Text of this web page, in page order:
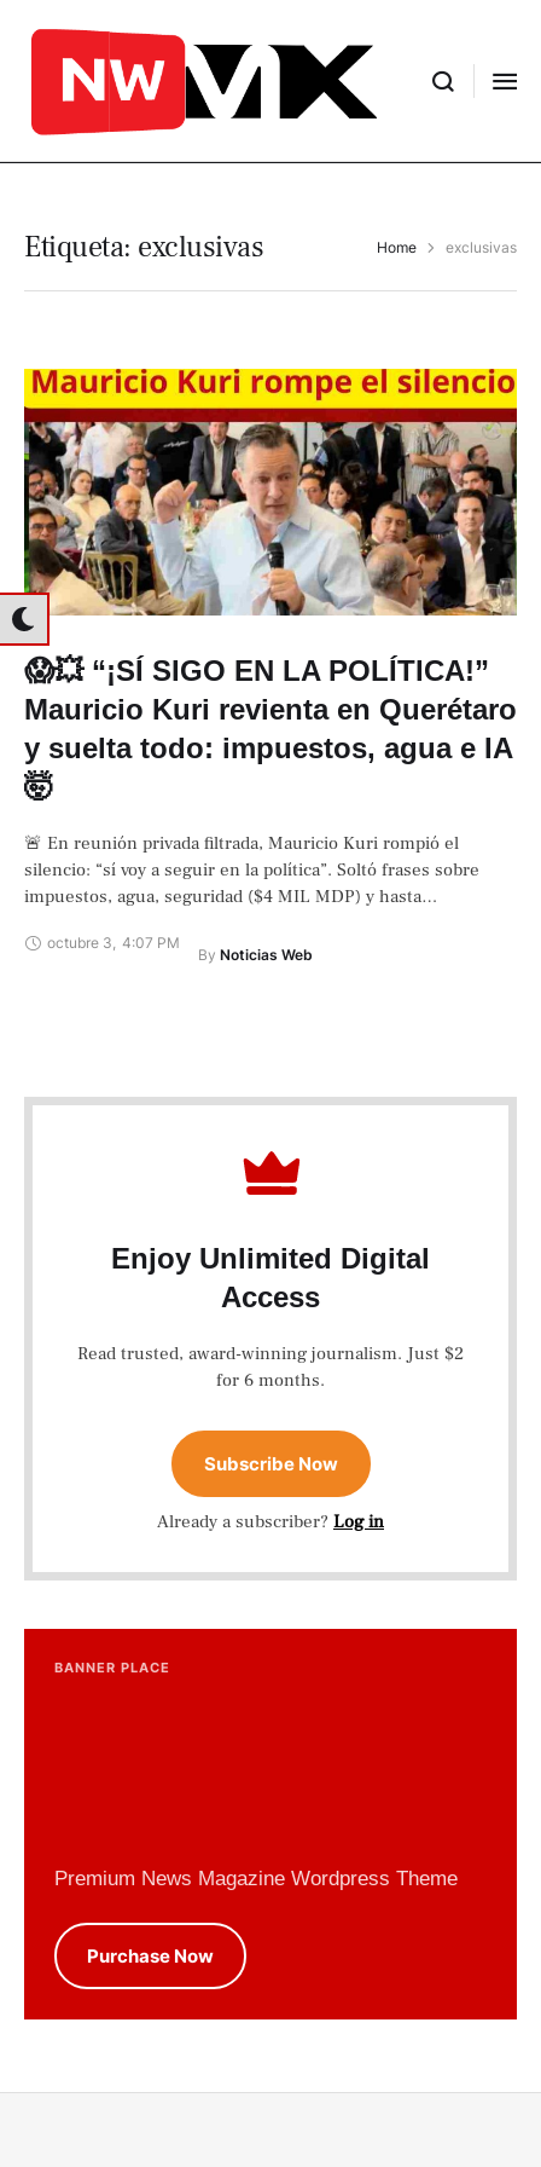
Etiqueta: exclusivas Home exclusivas
😱💥 “¡SÍ SIGO EN LA POLÍTICA!”
Mauricio Kuri revienta en Querétaro
y suelta todo: impuestos, agua e IA
🤯
🚨 En reunión privada filtrada, Mauricio Kuri rompió el
silencio: “sí voy a seguir en la política”. Soltó frases sobre
impuestos, agua, seguridad ($4 MIL MDP) y hasta
octubre 3, 4:07 PM
By Noticias Web
Enjoy Unlimited Digital
Access
Read trusted, award-winning journalism. Just $2
for 6 months.
Subscribe Now
Already a subscriber? Log in
BANNER PLACE
Premium News Magazine Wordpress Theme
Purchase Now